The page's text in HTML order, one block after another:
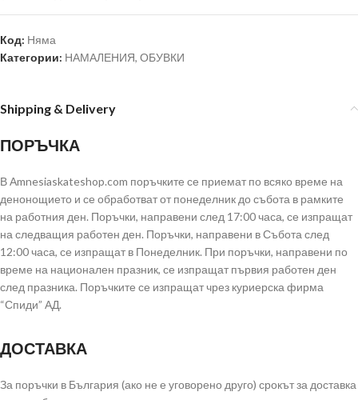
Код: Няма
Категории: НАМАЛЕНИЯ, ОБУВКИ
Shipping & Delivery
ПОРЪЧКА
В Аmnesiaskateshop.com поръчките се приемат по всяко време на
денонощието и се обработват от понеделник до събота в рамките
на работния ден. Поръчки, направени след 17:00 часа, се изпращат
на следващия работен ден. Поръчки, направени в Събота след
12:00 часа, се изпращат в Понеделник. При поръчки, направени по
време на национален празник, се изпращат първия работен ден
след празника. Поръчките се изпращат чрез куриерска фирма
“Спиди” АД.
ДОСТАВКА
За поръчки в България (ако не е уговорено друго) срокът за доставка